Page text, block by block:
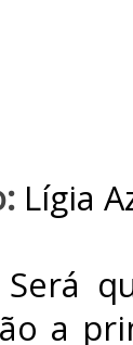
Lígia
Será
a